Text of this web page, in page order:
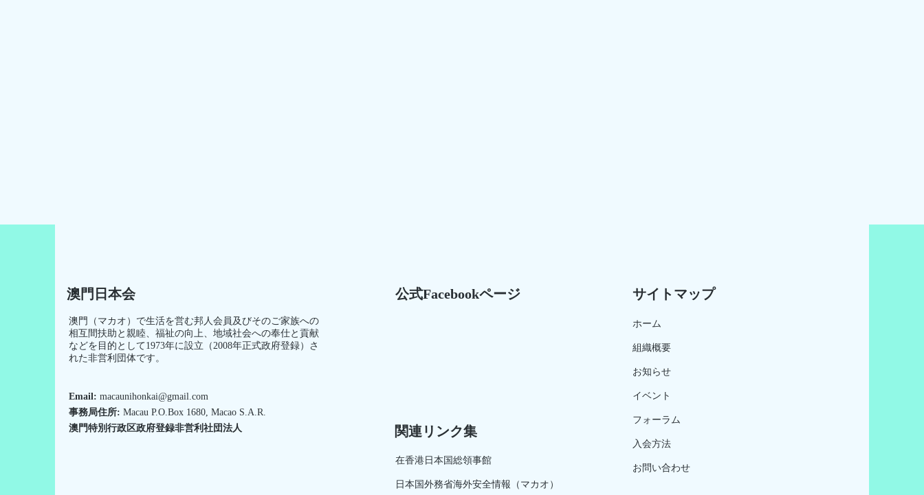
澳門日本会
澳門（マカオ）で生活を営む邦人会員及びそのご家族への
相互間扶助と親睦、福祉の向上、地域社会への奉仕と貢献
などを目的として1973年に設立（2008年正式政府登録）さ
れた非営利団体です。
Email: macaunihonkai@gmail.com
事務局住所: Macau P.O.Box 1680, Macao S.A.R.
澳門特別行政区政府登録非営利社団法人
公式Facebookページ
関連リンク集
在香港日本国総領事館
日本国外務省海外安全情報（マカオ）
サイトマップ
ホーム
組織概要
お知らせ
イベント
​フォーラム
入会方法
お問い合わせ